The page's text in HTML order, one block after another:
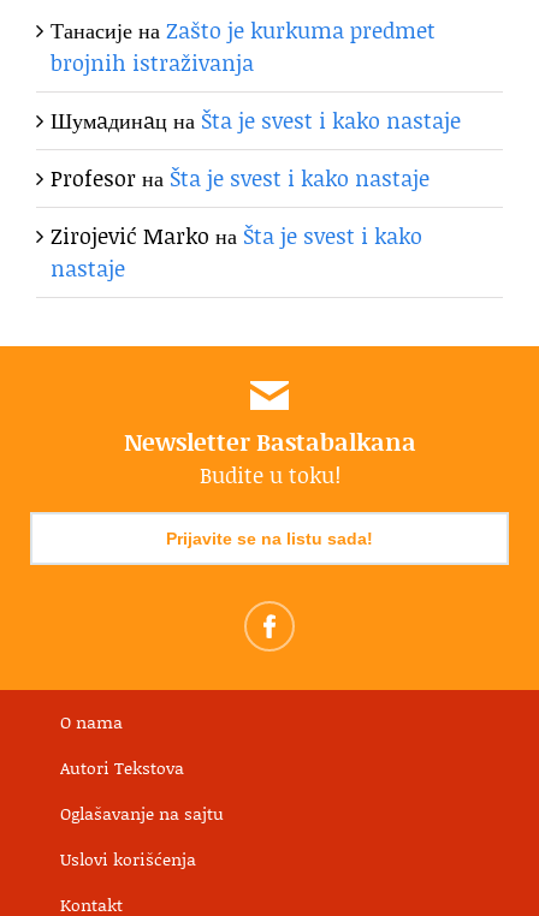
ТанасијенаZašto je kurkuma predmet
brojnih istraživanja
Шумaдинaцна Šta je svest i kako nastaje
Profesorна Šta je svest i kako nastaje
Zirojević Marko на Šta je svest i kako
nastaje
Newsletter Bastabalkana
Budite u toku!
Prijavite se na listu sada!
O nama
Autori Tekstova
Oglašavanje na sajtu
Uslovi korišćenja
Kontakt